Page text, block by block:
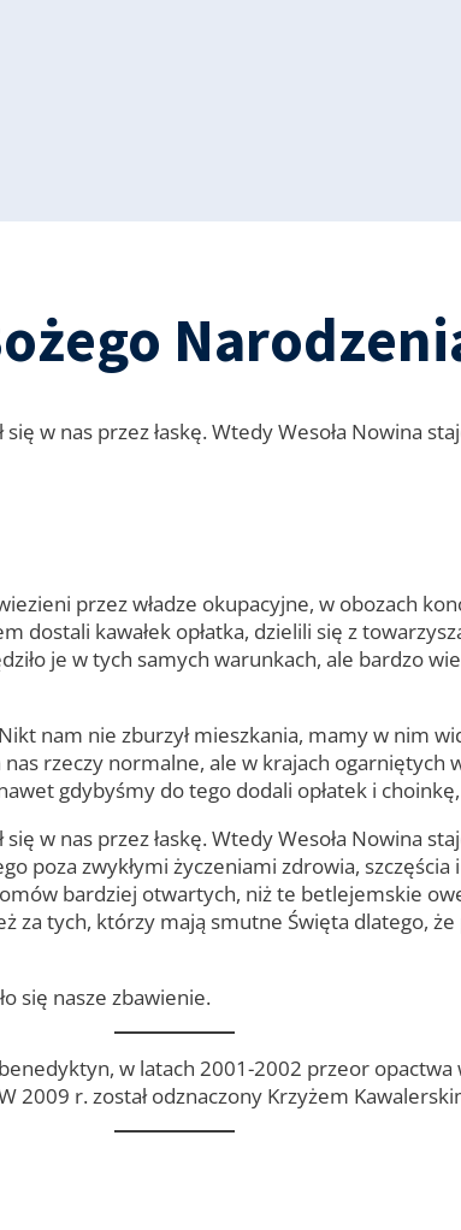
w nas przez łaskę. Wtedy Wesoła Nowina
przez władze okupacyjne, w obozach
dostali kawałek opłatka, dzielili się z
je w tych samych warunkach, ale bardzo
nam nie zburzył mieszkania, mamy w nim
rzeczy normalne, ale w krajach
gdybyśmy do tego dodali opłatek i
w nas przez łaskę. Wtedy Wesoła Nowina
poza zwykłymi życzeniami zdrowia,
bardziej otwartych, niż te betlejemskie
za tych, którzy mają smutne Święta dlatego,
się nasze zbawienie.
w latach 2001-2002 przeor opactwa
2009 r. został odznaczony Krzyżem